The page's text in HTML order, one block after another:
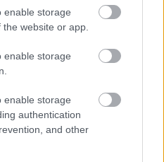
enable storage
website or app.
enable storage
enable storage
authentication
and other